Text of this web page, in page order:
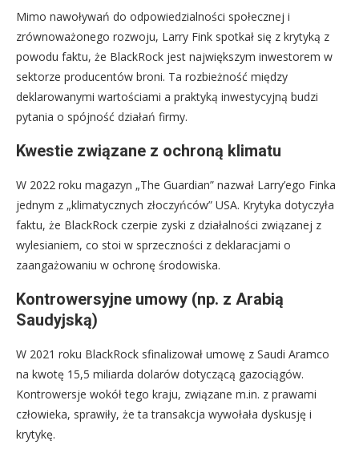
Mimo nawoływań do odpowiedzialności społecznej i
zrównoważonego rozwoju, Larry Fink spotkał się z krytyką z
powodu faktu, że BlackRock jest największym inwestorem w
sektorze producentów broni. Ta rozbieżność między
deklarowanymi wartościami a praktyką inwestycyjną budzi
pytania o spójność działań firmy.
Kwestie związane z ochroną klimatu
W 2022 roku magazyn „The Guardian” nazwał Larry’ego Finka
jednym z „klimatycznych złoczyńców” USA. Krytyka dotyczyła
faktu, że BlackRock czerpie zyski z działalności związanej z
wylesianiem, co stoi w sprzeczności z deklaracjami o
zaangażowaniu w ochronę środowiska.
Kontrowersyjne umowy (np. z Arabią
Saudyjską)
W 2021 roku BlackRock sfinalizował umowę z Saudi Aramco
na kwotę 15,5 miliarda dolarów dotyczącą gazociągów.
Kontrowersje wokół tego kraju, związane m.in. z prawami
człowieka, sprawiły, że ta transakcja wywołała dyskusję i
krytykę.